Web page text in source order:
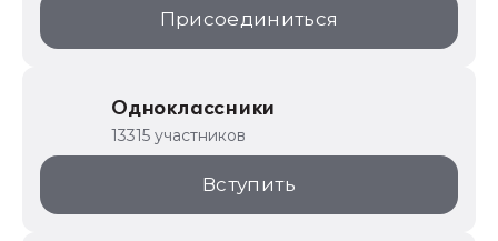
Присоединиться
Одноклассники
13315 участников
Вступить